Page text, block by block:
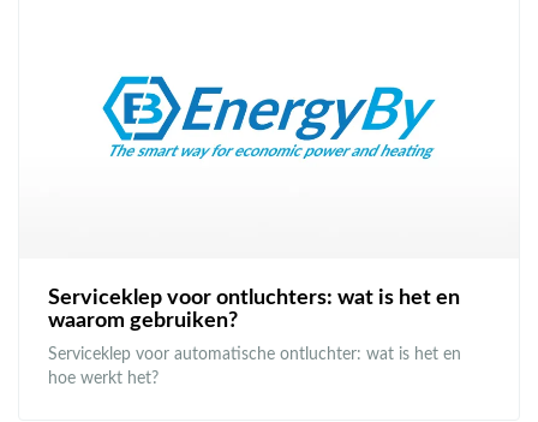
Serviceklep voor ontluchters: wat is het en
waarom gebruiken?
Serviceklep voor automatische ontluchter: wat is het en
hoe werkt het?